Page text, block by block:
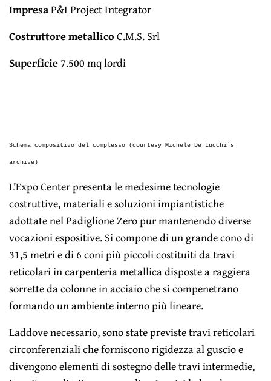
ImpresaP&I Project Integrator
Costruttore metallicoC.M.S. Srl
Superficie7.500 mq lordi
Schema compositivo del complesso (courtesy Michele De Lucchi´s
archive)
L’Expo Center presenta le medesime tecnologie
costruttive, materiali e soluzioni impiantistiche
adottate nel Padiglione Zero pur mantenendo diverse
vocazioni espositive. Si compone di un grande cono di
31,5 metri e di 6 coni più piccoli costituiti da travi
reticolari in carpenteria metallica disposte a raggiera
sorrette da colonne in acciaio che si compenetrano
formando un ambiente interno più lineare.
Laddove necessario, sono state previste travi reticolari
circonferenziali che forniscono rigidezza al guscio e
divengono elementi di sostegno delle travi intermedie,